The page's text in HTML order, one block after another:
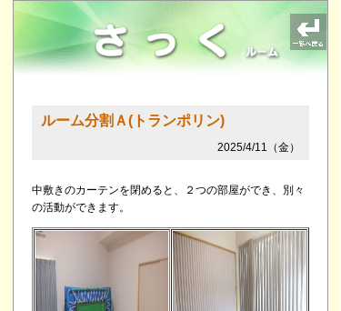
ルーム分割Ａ(トランポリン)
2025/4/11（金）
中敷きのカーテンを閉めると、２つの部屋ができ、別々
の活動ができます。